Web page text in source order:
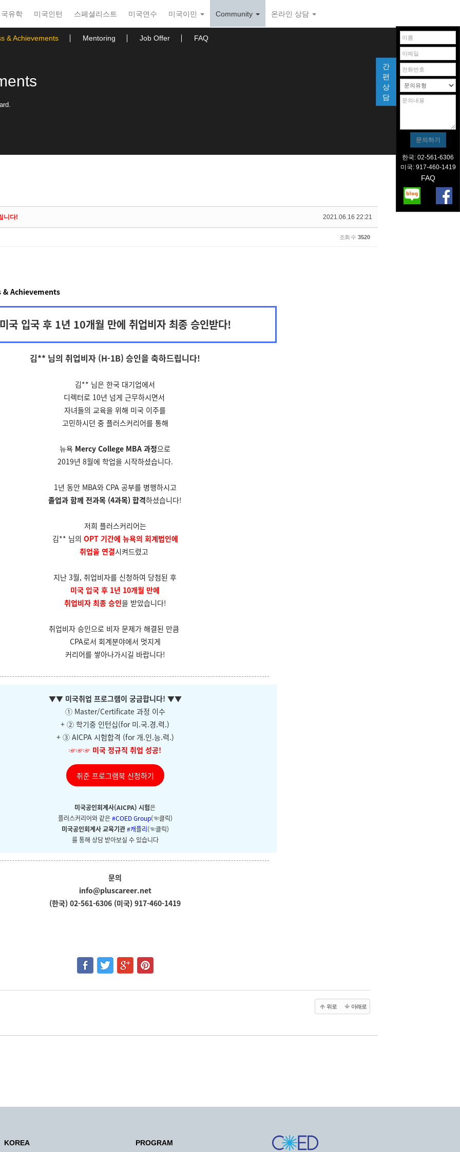
국유학 미국인턴 스페셜리스트 미국연수 미국이민 Community 온라인 상담
& Achievements Mentoring Job Offer FAQ
2021.06.16 22:21
니다!
조회 수 3520
& Achievements
미국 입국 후 1년 10개월 만에 취업비자 최종 승인받다!
김** 님의 취업비자 (H-1B) 승인을 축하드립니다!
김** 님은 한국 대기업에서
디렉터로 10년 넘게 근무하시면서
자녀들의 교육을 위해 미국 이주를
고민하시던 중 플러스커리어를 통해
뉴욕 Mercy College MBA 과정으로
2019년 8월에 학업을 시작하셨습니다.
1년 동안 MBA와 CPA 공부를 병행하시고
졸업과 함께 전과목 (4과목) 합격하셨습니다!
저희 플러스커리어는
김** 님의 OPT 기간에 뉴욕의 회계법인에
취업을 연결시켜드렸고
지난 3월, 취업비자를 신청하여 당첨된 후
미국 입국 후 1년 10개월 만에
취업비자 최종 승인을 받았습니다!
취업비자 승인으로 비자 문제가 해결된 만큼
CPA로서 회계분야에서 멋지게
커리어를 쌓아나가시길 바랍니다!
▼▼ 미국취업 프로그램이 궁금합니다! ▼▼
① Master/Certificate 과정 이수
+ ② 학기중 인턴십(for 미.국.경.력.)
+ ③ AICPA 시험합격 (for 개.인.능.력.)
☞☞☞ 미국 정규직 취업 성공!
취준 프로그램북 신청하기
미국공인회계사(AICPA) 시험은
플러스커리어와 같은#COED Group(☜클릭)
미국공인회계사 교육기관#캐플리(☜클릭)
를 통해 상담 받아보실 수 있습니다
문의
info@pluscareer.net
(한국) 02-561-6306 (미국) 917-460-1419
위로 아래로
간
편
상
담
한국: 02-561-6306
미국: 917-460-1419
FAQ
KOREA PROGRAM